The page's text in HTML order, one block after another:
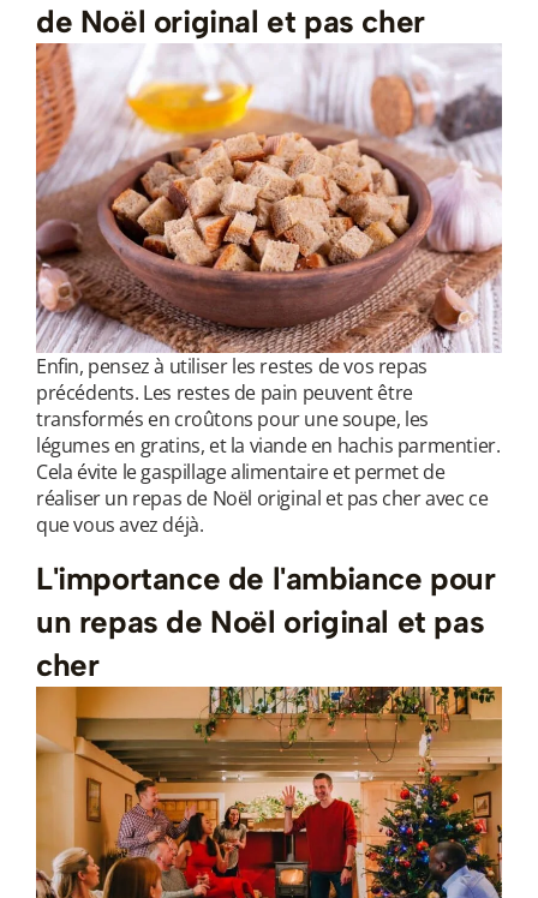
de Noël original et pas cher
Enfin, pensez à utiliser les restes de vos repas
précédents. Les restes de pain peuvent être
transformés en croûtons pour une soupe, les
légumes en gratins, et la viande en hachis parmentier.
Cela évite le gaspillage alimentaire et permet de
réaliser un repas de Noël original et pas cher avec ce
que vous avez déjà.
L'importance de l'ambiance pour
un repas de Noël original et pas
cher